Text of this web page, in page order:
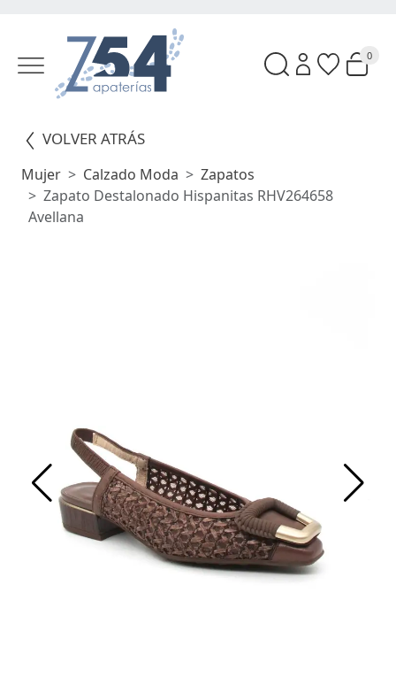
0
VOLVER ATRÁS
Mujer Calzado Moda
Zapatos
Zapato Destalonado Hispanitas RHV264658
Avellana